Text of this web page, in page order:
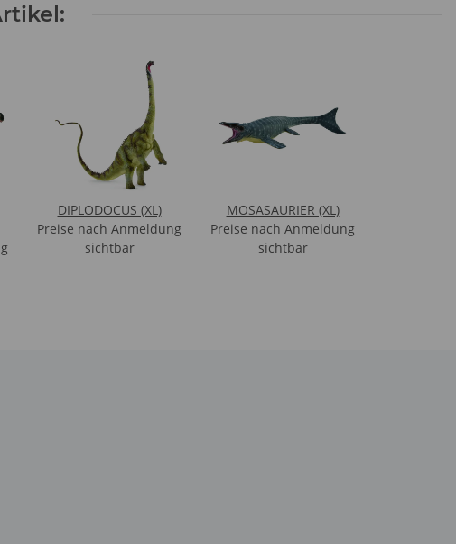
DIPLODOCUS (XL)
Preise nach Anmeldung
sichtbar
MOSASAURIER (XL)
Preise nach Anmeldung
sichtbar